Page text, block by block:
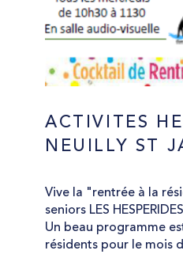
ACTIVITES
NEUILLY ST
Vive la "rentrée à la
seniors LES
Un beau programme
résidents pour le mois